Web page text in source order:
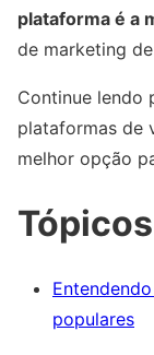
plataforma é a
de marketing
Continue lendo
plataformas de
melhor opção
populares